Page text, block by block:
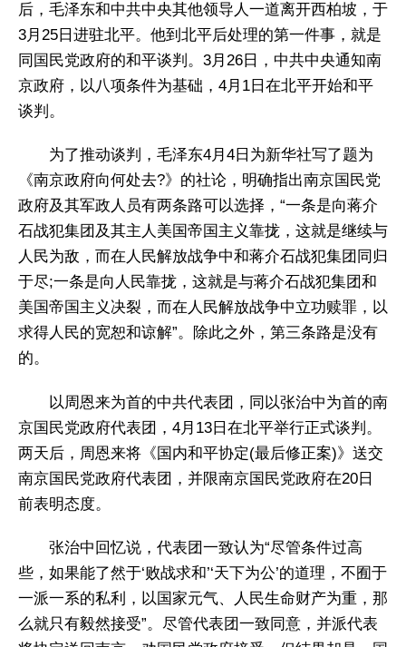
后，毛泽东和中共中央其他领导人一道离开西柏坡，于
3月25日进驻北平。他到北平后处理的第一件事，就是
同国民党政府的和平谈判。3月26日，中共中央通知南
京政府，以八项条件为基础，4月1日在北平开始和平
谈判。
为了推动谈判，毛泽东4月4日为新华社写了题为
《南京政府向何处去?》的社论，明确指出南京国民党
政府及其军政人员有两条路可以选择，“一条是向蒋介
石战犯集团及其主人美国帝国主义靠拢，这就是继续与
人民为敌，而在人民解放战争中和蒋介石战犯集团同归
于尽;一条是向人民靠拢，这就是与蒋介石战犯集团和
美国帝国主义决裂，而在人民解放战争中立功赎罪，以
求得人民的宽恕和谅解”。除此之外，第三条路是没有
的。
以周恩来为首的中共代表团，同以张治中为首的南
京国民党政府代表团，4月13日在北平举行正式谈判。
两天后，周恩来将《国内和平协定(最后修正案)》送交
南京国民党政府代表团，并限南京国民党政府在20日
前表明态度。
张治中回忆说，代表团一致认为“尽管条件过高
些，如果能了然于‘败战求和’‘天下为公’的道理，不囿于
一派一系的私利，以国家元气、人民生命财产为重，那
么就只有毅然接受”。尽管代表团一致同意，并派代表